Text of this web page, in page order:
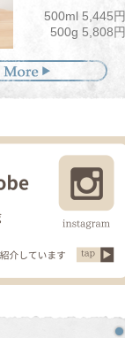
500ml 5,445円
500g 5,808円